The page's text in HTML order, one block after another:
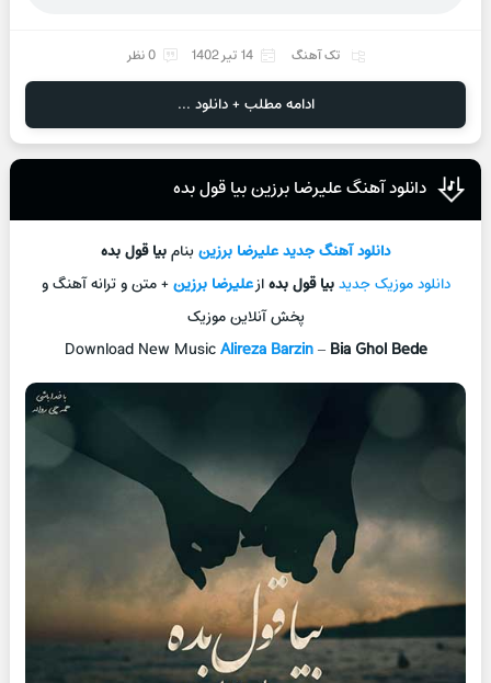
تک آهنگ 14 تیر 1402 0 نظر
ادامه مطلب + دانلود ...
دانلود آهنگ علیرضا برزین بیا قول بده
دانلود آهنگ جديدعلیرضا برزینبنامبیا قول بده
دانلود موزیک جديدبیا قول بدهازعلیرضا برزین+ متن و ترانه آهنگ و
پخش آنلاين موزيک
Download New MusicAlireza Barzin– Bia Ghol Bede